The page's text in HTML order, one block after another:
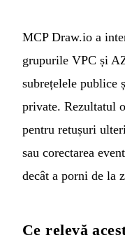
MCP Draw.io a
grupurile VPC și
subrețelele publice
private. Rezultatul
pentru retușuri
sau corectarea
decât a porni de la
Ce relevă